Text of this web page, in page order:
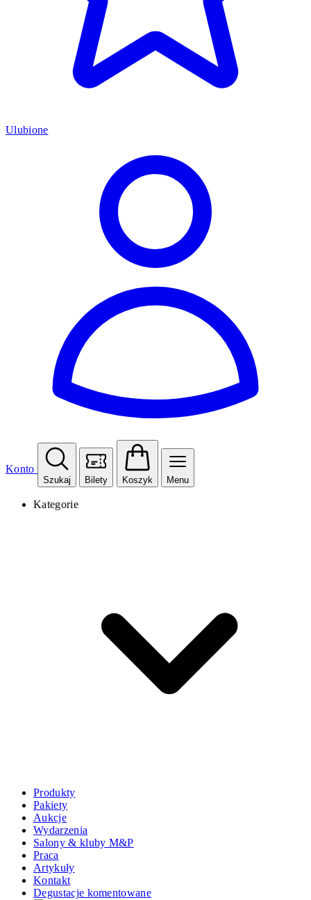
Ulubione
Konto
Szukaj Bilety Koszyk Menu
Kategorie
Produkty
Pakiety
Aukcje
Wydarzenia
Salony & kluby M&P
Praca
Artykuły
Kontakt
Degustacje komentowane